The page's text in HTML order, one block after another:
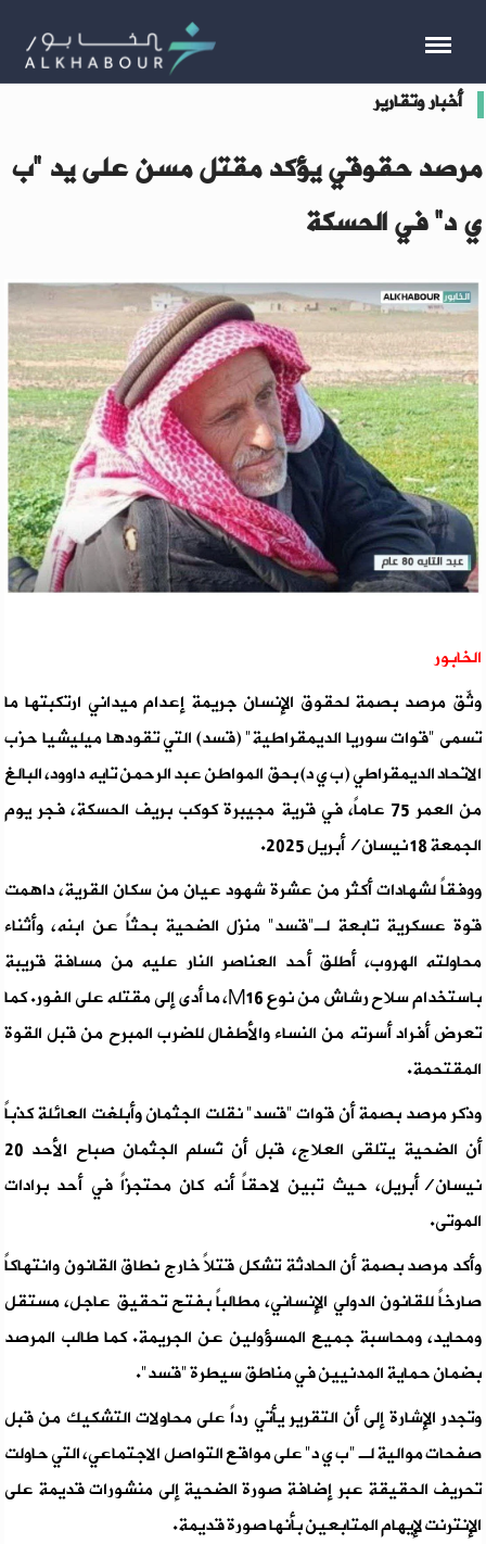
أخبار وتقارير
مرصد حقوقي يؤكد مقتل مسن على يد "ب
ي د" في الحسكة
الخابور
وثّق مرصد بصمة لحقوق الإنسان جريمة إعدام ميداني ارتكبتها ما
تسمى "قوات سوريا الديمقراطية" (قسد) التي تقودها ميليشيا حزب
الاتحاد الديمقراطي (ب ي د) بحق المواطن عبد الرحمن تايه داوود، البالغ
من العمر 75 عاماً، في قرية مجيبرة كوكب بريف الحسكة، فجر يوم
الجمعة 18 نيسان/أبريل 2025.
ووفقاً لشهادات أكثر من عشرة شهود عيان من سكان القرية، داهمت
قوة عسكرية تابعة لـ"قسد" منزل الضحية بحثاً عن ابنه، وأثناء
محاولته الهروب، أطلق أحد العناصر النار عليه من مسافة قريبة
باستخدام سلاح رشاش من نوع M16، ما أدى إلى مقتله على الفور. كما
تعرض أفراد أسرته من النساء والأطفال للضرب المبرح من قبل القوة
المقتحمة.
وذكر مرصد بصمة أن قوات "قسد" نقلت الجثمان وأبلغت العائلة كذباً
أن الضحية يتلقى العلاج، قبل أن تُسلم الجثمان صباح الأحد 20
نيسان/أبريل، حيث تبين لاحقاً أنه كان محتجزاً في أحد برادات
الموتى.
وأكد مرصد بصمة أن الحادثة تشكل قتلاً خارج نطاق القانون وانتهاكاً
صارخاً للقانون الدولي الإنساني، مطالباً بفتح تحقيق عاجل، مستقل
ومحايد، ومحاسبة جميع المسؤولين عن الجريمة. كما طالب المرصد
بضمان حماية المدنيين في مناطق سيطرة "قسد".
وتجدر الإشارة إلى أن التقرير يأتي رداً على محاولات التشكيك من قبل
صفحات موالية لـ "ب ي د" على مواقع التواصل الاجتماعي، التي حاولت
تحريف الحقيقة عبر إضافة صورة الضحية إلى منشورات قديمة على
الإنترنت لإيهام المتابعين بأنها صورة قديمة.